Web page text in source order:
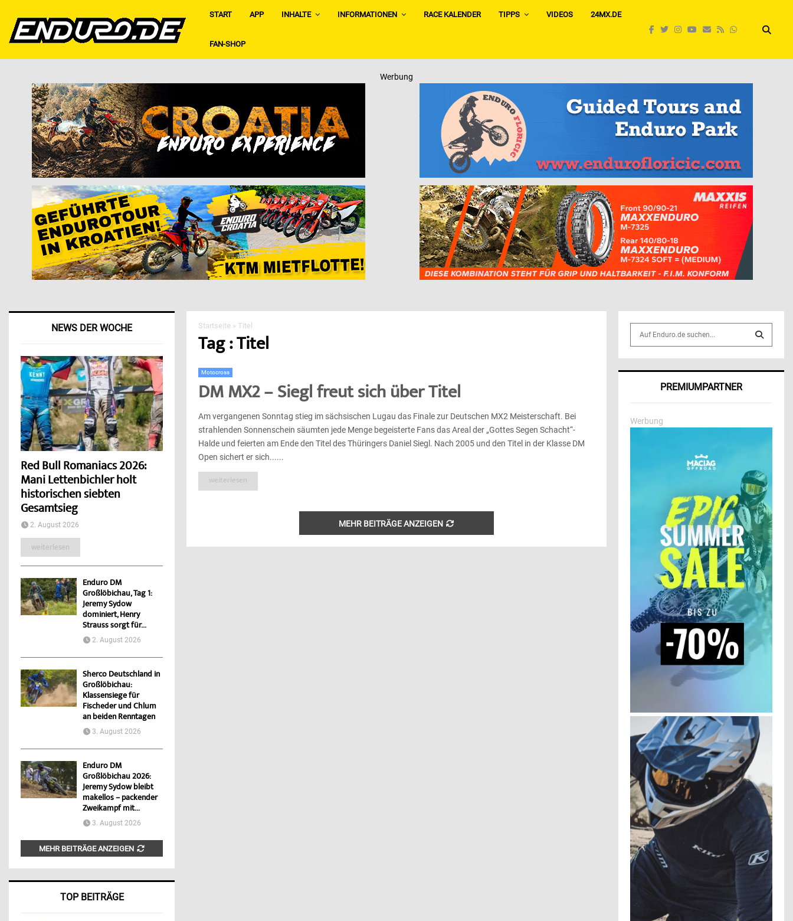
START APP INHALTE INFORMATIONEN RACE KALENDER TIPPS VIDEOS 24MX.DE
FAN-SHOP
Werbung
Startseite »Titel
Tag : Titel
Motocross
DM MX2 – Siegl freut sich über Titel
Am vergangenen Sonntag stieg im sächsischen Lugau das Finale zur Deutschen MX2 Meisterschaft. Bei
strahlenden Sonnenschein säumten jede Menge begeisterte Fans das Areal der „Gottes Segen Schacht“-
Halde und feierten am Ende den Titel des Thüringers Daniel Siegl. Nach 2005 und den Titel in der Klasse DM
Open sichert er sich......
weiterlesen
MEHR BEITRÄGE ANZEIGEN
NEWS DER WOCHE
Red Bull Romaniacs 2026:
Mani Lettenbichler holt
historischen siebten
Gesamtsieg
2. August 2026
weiterlesen
Enduro DM
Großlöbichau, Tag 1:
Jeremy Sydow
dominiert, Henry
Strauss sorgt für...
2. August 2026
Sherco Deutschland in
Großlöbichau:
Klassensiege für
Fischeder und Chlum
an beiden Renntagen
3. August 2026
Enduro DM
Großlöbichau 2026:
Jeremy Sydow bleibt
makellos – packender
Zweikampf mit...
3. August 2026
MEHR BEITRÄGE ANZEIGEN
TOP BEITRÄGE
o
r
S
R
H
PREMIUMPARTNER
Werbung